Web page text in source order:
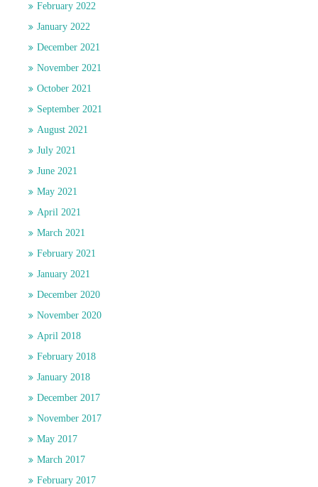
February 2022
January 2022
December 2021
November 2021
October 2021
September 2021
August 2021
July 2021
June 2021
May 2021
April 2021
March 2021
February 2021
January 2021
December 2020
November 2020
April 2018
February 2018
January 2018
December 2017
November 2017
May 2017
March 2017
February 2017